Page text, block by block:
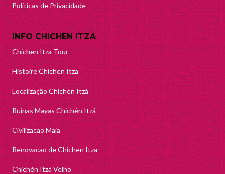
Politicas de Privacidade
INFO CHICHEN ITZA
Chichen Itza Tour
Histoire Chichen Itza
Localização Chichén Itzá
Ruinas Mayas Chichén Itzá
Civilizacao Maia
Renovacao de Chichen Itza
Chichén Itzá Velho